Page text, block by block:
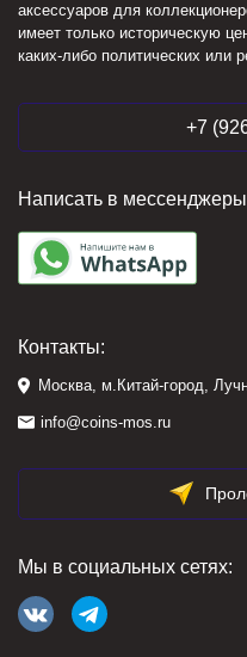
аксессуаров для
имеет только историческую
каких-либо политических или
+7
Написать в
Контакты:
Москва, м.Китай-город,
info@coins-mos.ru
Мы в социальных сетях: